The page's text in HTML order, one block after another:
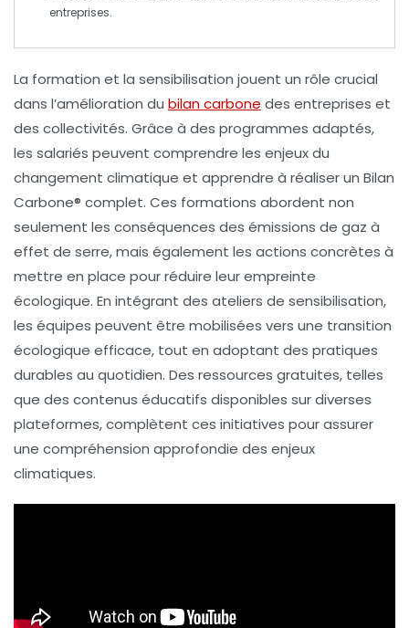
entreprises.
La formation et la sensibilisation jouent un rôle crucial
dans l’amélioration du bilan carbone des entreprises et
des collectivités. Grâce à des programmes adaptés,
les salariés peuvent comprendre les enjeux du
changement climatique et apprendre à réaliser un Bilan
Carbone® complet. Ces formations abordent non
seulement les conséquences des émissions de gaz à
effet de serre, mais également les actions concrètes à
mettre en place pour réduire leur empreinte
écologique. En intégrant des ateliers de sensibilisation,
les équipes peuvent être mobilisées vers une transition
écologique efficace, tout en adoptant des pratiques
durables au quotidien. Des ressources gratuites, telles
que des contenus éducatifs disponibles sur diverses
plateformes, complètent ces initiatives pour assurer
une compréhension approfondie des enjeux
climatiques.